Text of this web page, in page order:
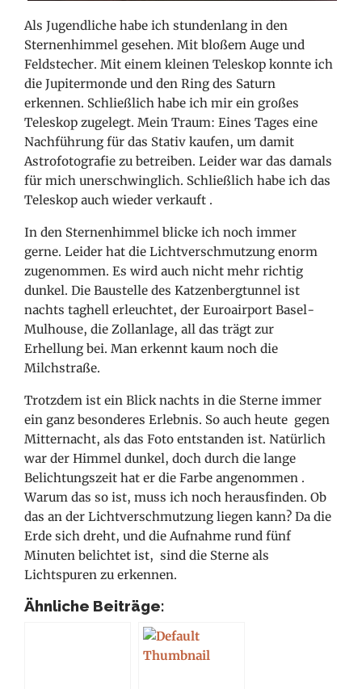
Als Jugendliche habe ich stundenlang in den
Sternenhimmel gesehen. Mit bloßem Auge und
Feldstecher. Mit einem kleinen Teleskop konnte ich
die Jupitermonde und den Ring des Saturn
erkennen. Schließlich habe ich mir ein großes
Teleskop zugelegt. Mein Traum: Eines Tages eine
Nachführung für das Stativ kaufen, um damit
Astrofotografie zu betreiben. Leider war das damals
für mich unerschwinglich. Schließlich habe ich das
Teleskop auch wieder verkauft .
In den Sternenhimmel blicke ich noch immer
gerne. Leider hat die Lichtverschmutzung enorm
zugenommen. Es wird auch nichtmehr richtig
dunkel. Die Baustelle des Katzenbergtunnel ist
nachts taghell erleuchtet, der Euroairport Basel-
Mulhouse, die Zollanlage, all das trägt zur
Erhellung bei. Man erkennt kaum noch die
Milchstraße.
Trotzdem ist ein Blick nachts in die Sterne immer
ein ganz besonderes Erlebnis. So auch heute gegen
Mitternacht, als das Foto entstanden ist. Natürlich
war der Himmel dunkel, doch durch die lange
Belichtungszeit hat er die Farbe angenommen .
Warum das so ist, muss ich noch herausfinden. Ob
das an der Lichtverschmutzung liegen kann? Da die
Erde sich dreht, und die Aufnahme rund fünf
Minuten belichtet ist, sind die Sterne als
Lichtspuren zu erkennen.
Ähnliche Beiträge: